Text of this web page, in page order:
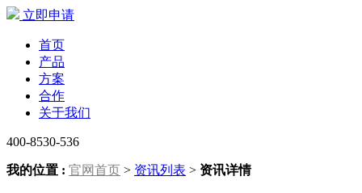
立即申请
首页
产品
方案
合作
关于我们
400-8530-536
我的位置 : 官网首页 > 资讯列表 > 资讯详情